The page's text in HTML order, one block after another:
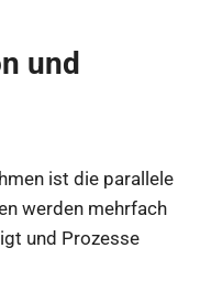
und
ist die parallele
werden mehrfach
und Prozesse